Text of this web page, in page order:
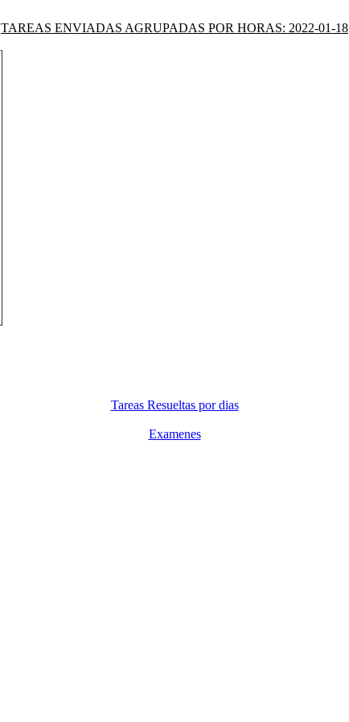
TAREAS ENVIADAS AGRUPADAS POR HORAS: 2022-01-18
Tareas Resueltas por dias
Examenes